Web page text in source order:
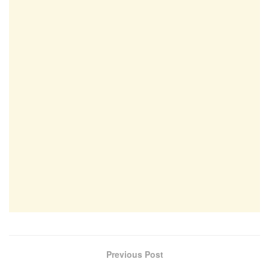
Previous Post